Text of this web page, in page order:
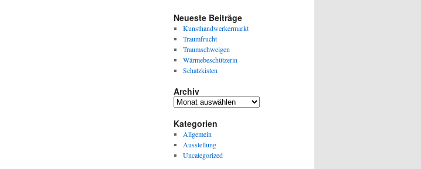
Neueste Beiträge
Kunsthandwerkermarkt
Traumfrucht
Traumschweigen
Wärmebeschützerin
Schatzkisten
Archiv
Archiv
Kategorien
Allgemein
Ausstellung
Uncategorized